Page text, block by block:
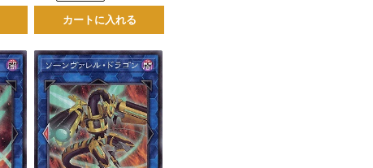
カートに入れる